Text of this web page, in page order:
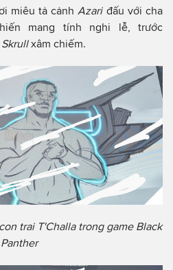
miêu tả cảnh Azariđấu với cha
mang tính nghi lễ, trước
Skrullxâm chiếm.
trai T'Challa trong game Black
Panther